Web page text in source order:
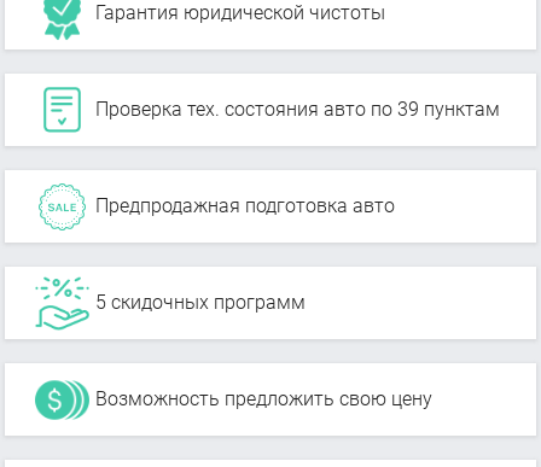
Гарантия юридической чистоты
Проверка тех. состояния авто по 39 пунктам
Предпродажная подготовка авто
5 скидочных программ
Возможность предложить свою цену